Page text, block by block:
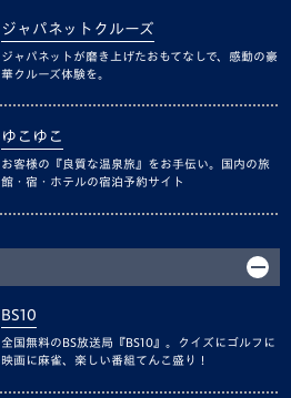
ジャパネットクルーズ
ジャパネットが磨き上げたおもてなしで、感動の豪
華クルーズ体験を。
ゆこゆこ
お客様の『良質な温泉旅』をお手伝い。国内の旅
館・宿・ホテルの宿泊予約サイト
BS10
全国無料のBS放送局『BS10』。クイズにゴルフに
映画に麻雀、楽しい番組てんこ盛り！